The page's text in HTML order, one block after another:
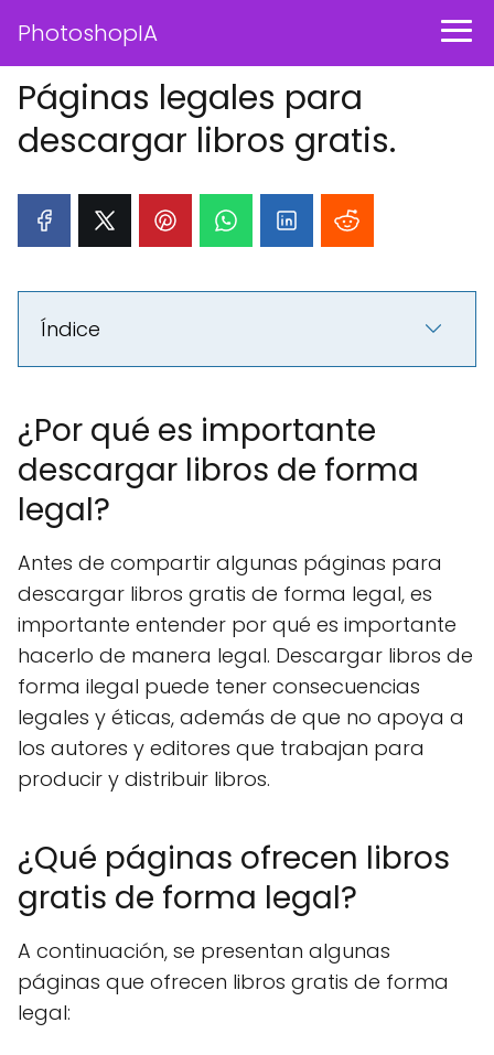
PhotoshopIA
Páginas legales para
descargar libros gratis.
Índice
¿Por qué es importante
descargar libros de forma
legal?
Antes de compartir algunas páginas para
descargar libros gratis de forma legal, es
importante entender por qué es importante
hacerlo de manera legal. Descargar libros de
forma ilegal puede tener consecuencias
legales y éticas, además de que no apoya a
los autores y editores que trabajan para
producir y distribuir libros.
¿Qué páginas ofrecen libros
gratis de forma legal?
A continuación, se presentan algunas
páginas que ofrecen libros gratis de forma
legal: